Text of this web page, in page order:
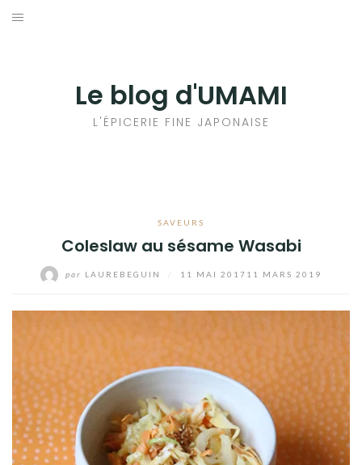
Aller
Le blog d'UMAMI
L'ÉPICERIE FINE JAPONAISE
SAVEURS
Coleslaw au sésame Wasabi
par LAUREBEGUIN 11 MAI 2017 11 MARS 2019